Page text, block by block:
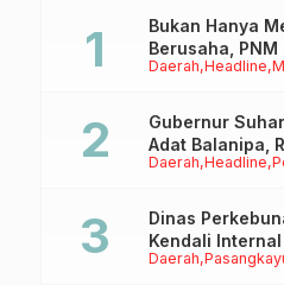
Daerah Headline
Bukan Hanya
Berusaha,
Anaknya Untuk
Daerah Headline
Gubernur
Adat Balanipa,
Tappidena
Daerah
Dinas
Kendali
Sertifikasi ISPO